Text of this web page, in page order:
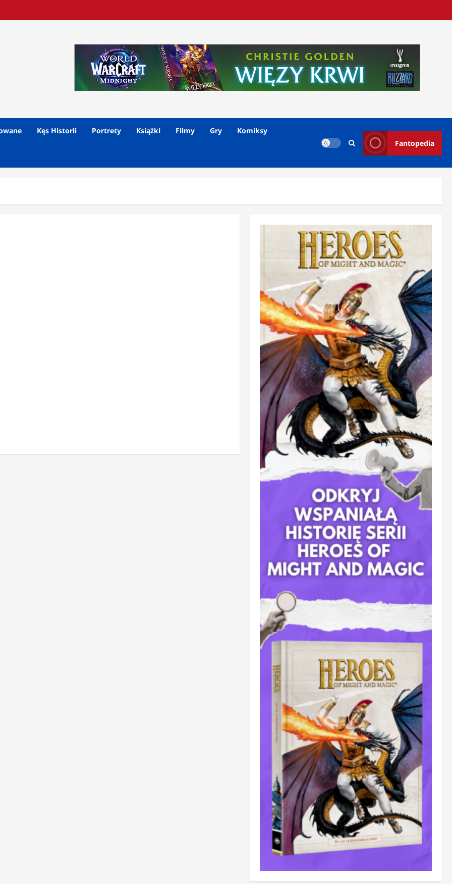
Kęs Historii Portrety Książki Filmy Gry Komiksy
Fantopedia